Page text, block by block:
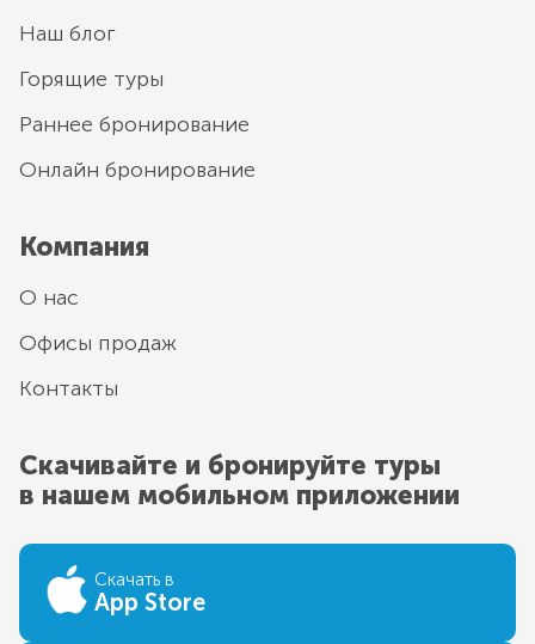
Наш блог
Горящие туры
Раннее бронирование
Онлайн бронирование
Компания
О нас
Офисы продаж
Контакты
Скачивайте и бронируйте туры
в нашем мобильном приложении
Скачать в
App Store